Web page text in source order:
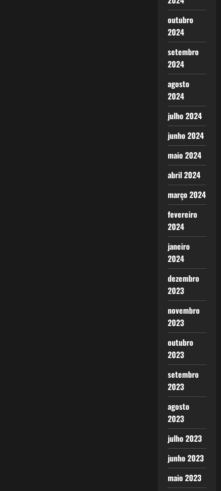
outubro
2024
setembro
2024
agosto
2024
julho 2024
junho 2024
maio 2024
abril 2024
março 2024
fevereiro
2024
janeiro
2024
dezembro
2023
novembro
2023
outubro
2023
setembro
2023
agosto
2023
julho 2023
junho 2023
maio 2023